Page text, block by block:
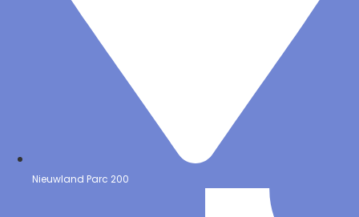
Nieuwland Parc 200